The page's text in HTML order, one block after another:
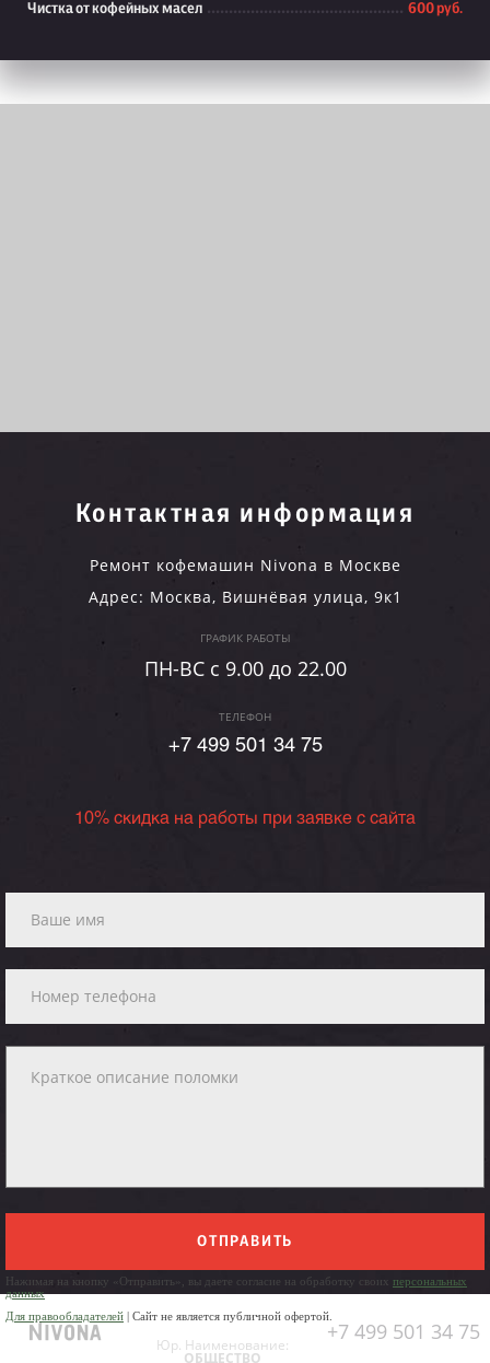
Чистка от кофейных масел 600 руб.
Контактная информация
Ремонт кофемашин Nivona в Москве
Адрес: Москва, Вишнёвая улица, 9к1
ГРАФИК РАБОТЫ
ПН-ВC c 9.00 до 22.00
ТЕЛЕФОН
+7 499 501 34 75
10% скидка на работы при заявке с сайта
ОТПРАВИТЬ
Нажимая на кнопку «Отправить», вы даете согласие на обработку своих персональных
данных
Для правообладателей | Сайт не является публичной офертой.
+7 499 501 34 75
Юр. Наименование:
ОБЩЕСТВО